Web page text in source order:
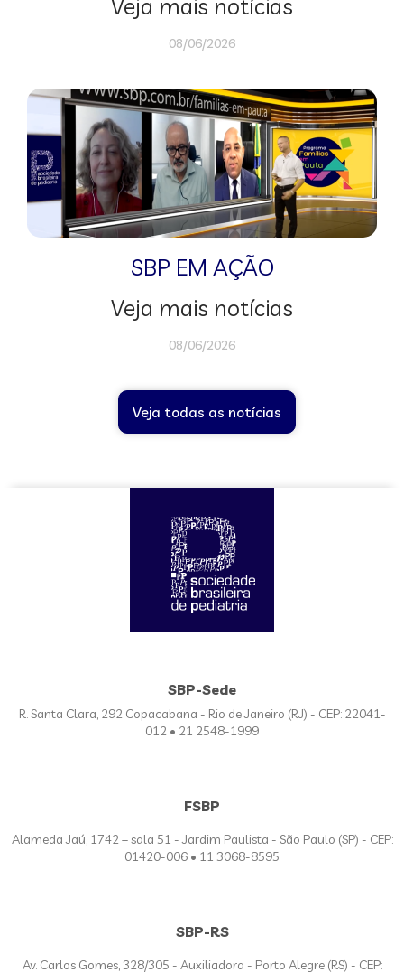
Veja mais notícias
08/06/2026
SBP EM AÇÃO
Veja mais notícias
08/06/2026
Veja todas as notícias
SBP-Sede
R. Santa Clara, 292 Copacabana - Rio de Janeiro (RJ) - CEP: 22041-
012 • 21 2548-1999
FSBP
Alameda Jaú, 1742 – sala 51 - Jardim Paulista - São Paulo (SP) - CEP:
01420-006 • 11 3068-8595
SBP-RS
Av. Carlos Gomes, 328/305 - Auxiliadora - Porto Alegre (RS) - CEP: